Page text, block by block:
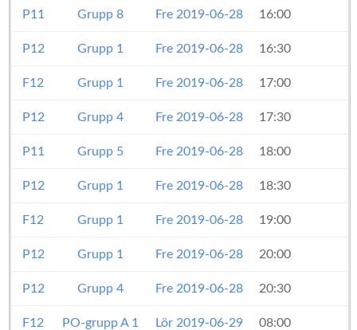
P11 Grupp 8 Fre 2019-06-28 16:00
P12 Grupp 1 Fre 2019-06-28 16:30
F12 Grupp 1 Fre 2019-06-28 17:00
P12 Grupp 4 Fre 2019-06-28 17:30
P11 Grupp 5 Fre 2019-06-28 18:00
P12 Grupp 1 Fre 2019-06-28 18:30
F12 Grupp 1 Fre 2019-06-28 19:00
P12 Grupp 1 Fre 2019-06-28 20:00
P12 Grupp 4 Fre 2019-06-28 20:30
F12 PO-grupp A 1 Lör 2019-06-29 08:00